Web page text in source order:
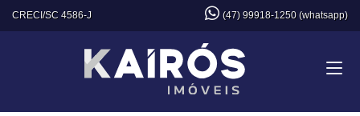
CRECI/SC 4586-J (47) 99918-1250 (whatsapp)